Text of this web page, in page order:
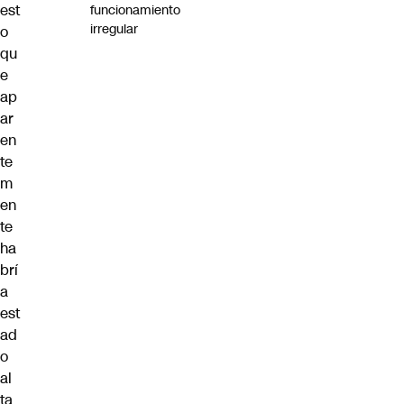
est
o
qu
e
ap
ar
en
te
m
en
te
ha
brí
a
est
ad
o
al
ta
funcionamiento
irregular